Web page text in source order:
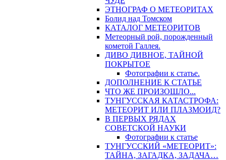
ЭТНОГРАФ О МЕТЕОРИТАХ
Болид над Томском
КАТАЛОГ МЕТЕОРИТОВ
Метеорный рой, порожденный
кометой Галлея.
ДИВО ДИВНОЕ, ТАЙНОЙ
ПОКРЫТОЕ
Фотографии к статье.
ДОПОЛНЕНИЕ К СТАТЬЕ
ЧТО ЖЕ ПРОИЗОШЛО...
ТУНГУССКАЯ КАТАСТРОФА:
МЕТЕОРИТ ИЛИ ПЛАЗМОИД?
В ПЕРВЫХ РЯДАХ
СОВЕТСКОЙ НАУКИ
Фотографии к статье
ТУНГУССКИЙ «МЕТЕОРИТ»:
ТАЙНА, ЗАГАДКА, ЗАДАЧА…